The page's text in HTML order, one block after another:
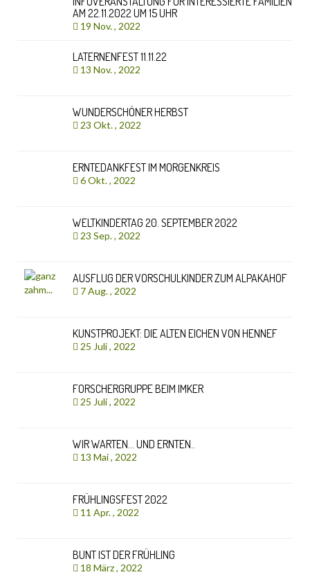
AM 22.11.2022 UM 15 UHR
19 Nov. , 2022
LATERNENFEST 11.11.22
13 Nov. , 2022
WUNDERSCHÖNER HERBST
23 Okt. , 2022
ERNTEDANKFEST IM MORGENKREIS
6 Okt. , 2022
WELTKINDERTAG 20. SEPTEMBER 2022
23 Sep. , 2022
AUSFLUG DER VORSCHULKINDER ZUM ALPAKAHOF
7 Aug. , 2022
KUNSTPROJEKT: DIE ALTEN EICHEN VON HENNEF
25 Juli , 2022
FORSCHERGRUPPE BEIM IMKER
25 Juli , 2022
WIR WARTEN… UND ERNTEN..
13 Mai , 2022
FRÜHLINGSFEST 2022
11 Apr. , 2022
BUNT IST DER FRÜHLING
18 März , 2022